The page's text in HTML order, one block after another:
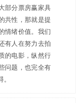
部分票房赢家具
共性，那就是提
情绪价值。我们
有人在努力去拍
的电影，纵然行
问题，也完全有